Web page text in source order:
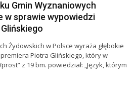
Gmin Wyznaniowych
w sprawie wypowiedzi
Żydowskich w Polsce wyraża głębokie
Piotra Glińskiego, który w
z 19 bm. powiedział: „Język, którym